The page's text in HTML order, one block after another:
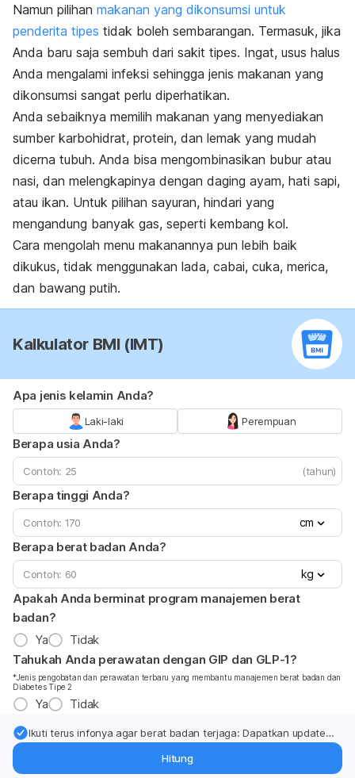
Namun pilihan makanan yang dikonsumsi untuk
penderita tipes tidak boleh sembarangan. Termasuk, jika
Anda baru saja sembuh dari sakit tipes. Ingat, usus halus
Anda mengalami infeksi sehingga jenis makanan yang
dikonsumsi sangat perlu diperhatikan.
Anda sebaiknya memilih makanan yang menyediakan
sumber karbohidrat, protein, dan lemak yang mudah
dicerna tubuh. Anda bisa mengombinasikan bubur atau
nasi, dan melengkapinya dengan daging ayam, hati sapi,
atau ikan. Untuk pilihan sayuran, hindari yang
mengandung banyak gas, seperti kembang kol.
Cara mengolah menu makanannya pun lebih baik
dikukus, tidak menggunakan lada, cabai, cuka, merica,
dan bawang putih.
Kalkulator BMI (IMT)
Apa jenis kelamin Anda?
Laki-laki Perempuan
Berapa usia Anda?
(tahun)
Berapa tinggi Anda?
cm
Berapa berat badan Anda?
kg
Apakah Anda berminat program manajemen berat
badan?
Ya
Tidak
Tahukah Anda perawatan dengan GIP dan GLP-1?
*Jenis pengobatan dan perawatan terbaru yang membantu manajemen berat badan dan
Diabetes Tipe 2
Ya Tidak
Ikuti terus infonya agar berat badan terjaga: Dapatkan update
Hitung